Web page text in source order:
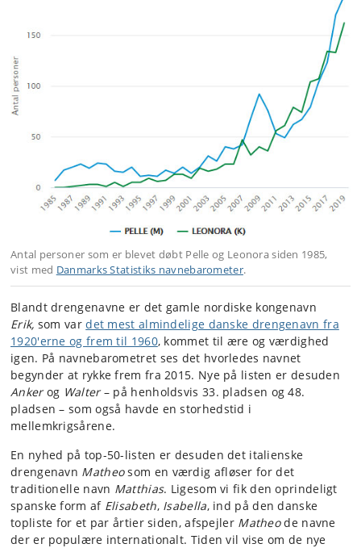
Antal personer som er blevet døbt Pelle og Leonora siden 1985,
vist med Danmarks Statistiks navnebarometer.
Blandt drengenavne er det gamle nordiske kongenavn
Erik, som vardet mest almindelige danske drengenavn fra
1920'erne og frem til 1960, kommet til ære og værdighed
igen. På navnebarometret ses det hvorledes navnet
begynder at rykke frem fra 2015. Nye på listen er desuden
Ankerog Walter– på henholdsvis 33. pladsen og 48.
pladsen – som også havde en storhedstid i
mellemkrigsårene.
En nyhed på top-50-listen er desuden det italienske
drengenavn Matheosom en værdig afløser for det
traditionelle navn Matthias. Ligesom vi fik den oprindeligt
spanske form af Elisabeth, Isabella, ind på den danske
topliste for et par årtier siden, afspejler Matheode navne
der er populære internationalt. Tiden vil vise om de nye